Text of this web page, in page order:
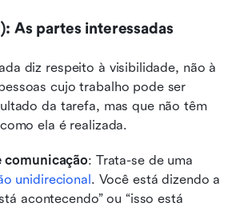
As partes interessadas
diz respeito à visibilidade, não à
cujo trabalho pode ser
da tarefa, mas que não têm
ela é realizada.
comunicação
unidirecional. Você está dizendo a
acontecendo” ou “isso está